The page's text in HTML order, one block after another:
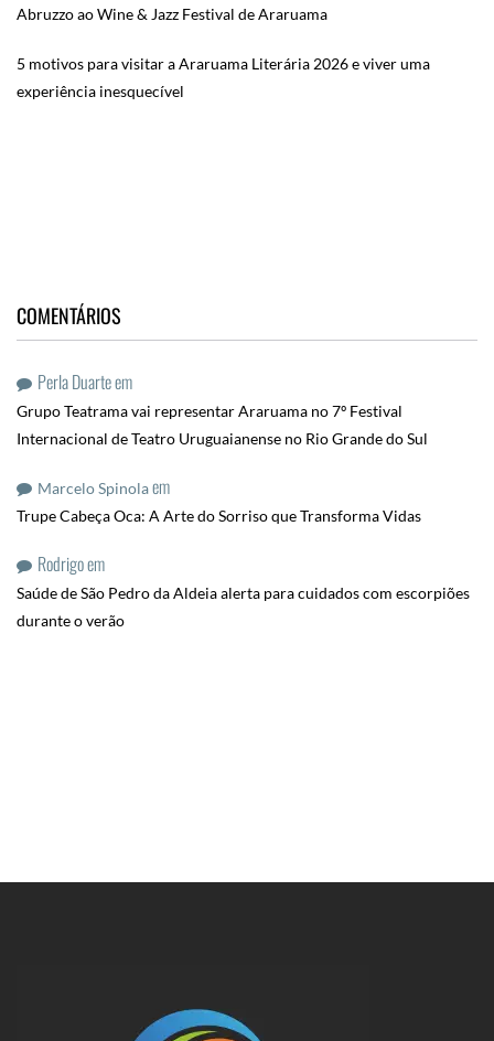
Abruzzo ao Wine & Jazz Festival de Araruama
5 motivos para visitar a Araruama Literária 2026 e viver uma
experiência inesquecível
COMENTÁRIOS
Perla Duarteem
Grupo Teatrama vai representar Araruama no 7º Festival
Internacional de Teatro Uruguaianense no Rio Grande do Sul
Marcelo Spinolaem
Trupe Cabeça Oca: A Arte do Sorriso que Transforma Vidas
Rodrigoem
Saúde de São Pedro da Aldeia alerta para cuidados com escorpiões
durante o verão